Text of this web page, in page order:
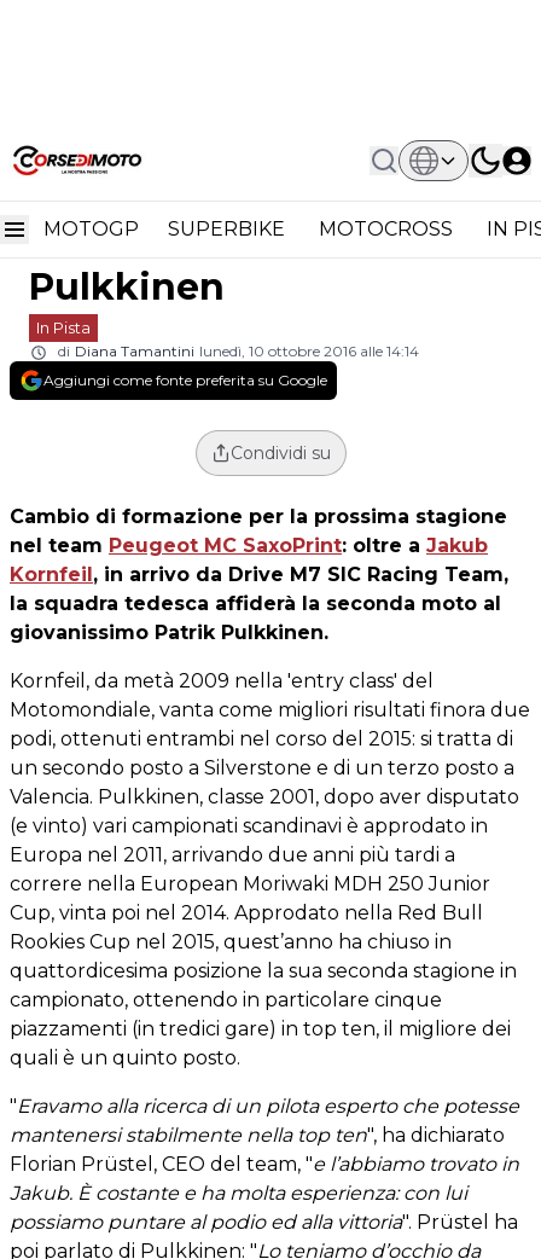
MOTOGP SUPERBIKE MOTOCROSS IN
Home In Pista
Moto3 Peugeot SaxoPrint 2017 Con
Moto3 Peugeot SaxoPrint
2017 con Kornfeil e
Pulkkinen
In Pista
di Diana Tamantini lunedì, 10 ottobre 2016 alle 14:14
Aggiungi come fonte preferita su Google
Condividi su
Cambio di formazione per la prossima stagione
nel team Peugeot MC SaxoPrint: oltre a Jakub
Kornfeil, in arrivo da Drive M7 SIC Racing Team,
la squadra tedesca affiderà la seconda moto al
giovanissimo Patrik Pulkkinen.
Kornfeil, da metà 2009 nella 'entry class' del
Motomondiale, vanta come migliori risultati finora due
podi, ottenuti entrambi nel corso del 2015: si tratta di
un secondo posto a Silverstone e di un terzo posto a
Valencia. Pulkkinen, classe 2001, dopo aver disputato
(e vinto) vari campionati scandinavi è approdato in
Europa nel 2011, arrivando due anni più tardi a
correre nella European Moriwaki MDH 250 Junior
Cup, vinta poi nel 2014. Approdato nella Red Bull
Rookies Cup nel 2015, quest’anno ha chiuso in
quattordicesima posizione la sua seconda stagione in
campionato, ottenendo in particolare cinque
piazzamenti (in tredici gare) in top ten, il migliore dei
quali è un quinto posto.
"Eravamo alla ricerca di un pilota esperto che potesse
mantenersi stabilmente nella top ten", ha dichiarato
Florian Prüstel, CEO del team, "e l’abbiamo trovato in
Jakub. È costante e ha molta esperienza: con lui
possiamo puntare al podio ed alla vittoria". Prüstel ha
poi parlato di Pulkkinen: "Lo teniamo d’occhio da